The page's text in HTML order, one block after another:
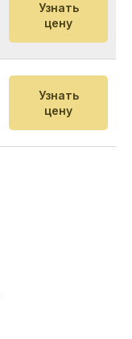
Узнать
цену
Узнать
цену